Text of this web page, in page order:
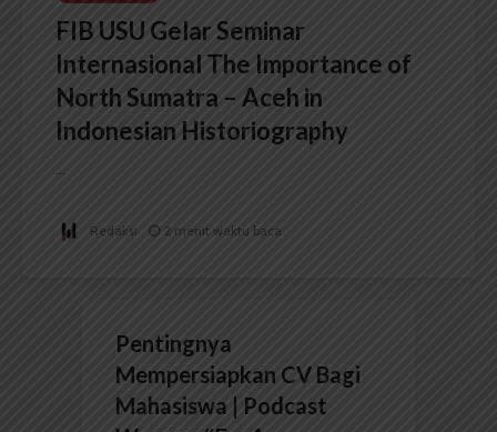
FIB USU Gelar Seminar
Internasional The Importance of
North Sumatra – Aceh in
Indonesian Historiography
...
Redaksi 2 menit waktu baca
Pentingnya
Mempersiapkan CV Bagi
Mahasiswa | Podcast